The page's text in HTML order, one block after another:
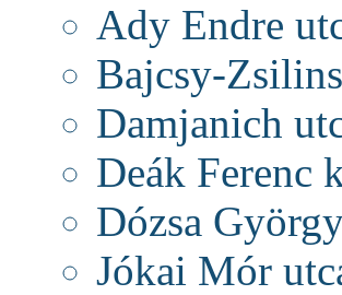
Ady Endre
Bajcsy-
Damjanich
Deák Ferenc
Dózsa
Jókai Mór